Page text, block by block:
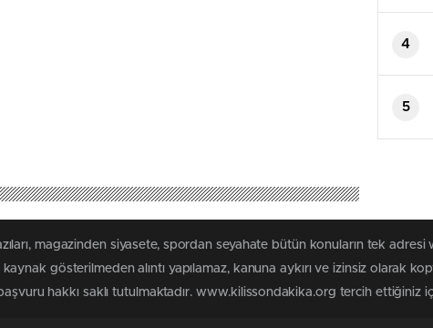
4
5
magazinden siyasete, spordan seyahate bütün konuların tek
gösterilmeden alıntı yapılamaz, kanuna aykırı ve izinsiz olarak
hakkı saklı tutulmaktadır. www.kilissondakika.org tercih ettiğiniz